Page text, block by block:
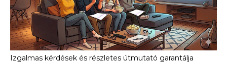
Izgalmas kérdések és részletes útmutató garantálja